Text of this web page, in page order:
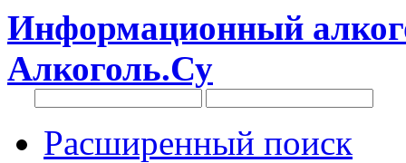
Информационный
Алкоголь.Су
Расширенный поиск